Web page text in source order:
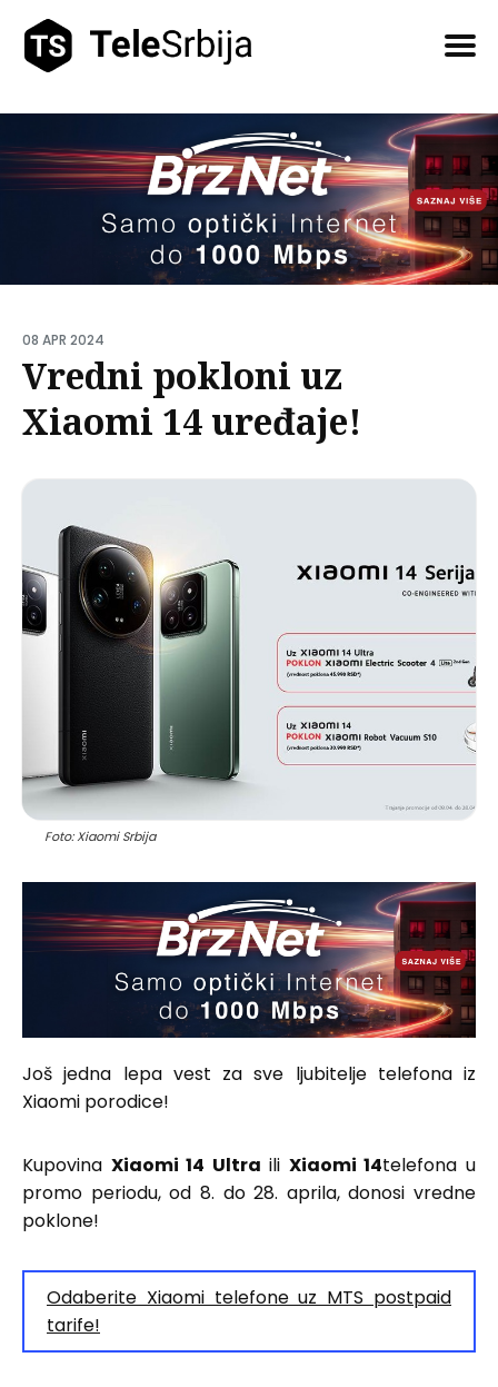
08 APR 2024
Vredni pokloni uz
Xiaomi 14 uređaje!
Foto: Xiaomi Srbija
Još jedna lepa vest za sve ljubitelje telefona iz
Xiaomi porodice!
Kupovina Xiaomi 14 Ultra ili Xiaomi 14telefona u
promo periodu, od 8. do 28. aprila, donosi vredne
poklone!
Odaberite Xiaomi telefone uz MTS postpaid
tarife!